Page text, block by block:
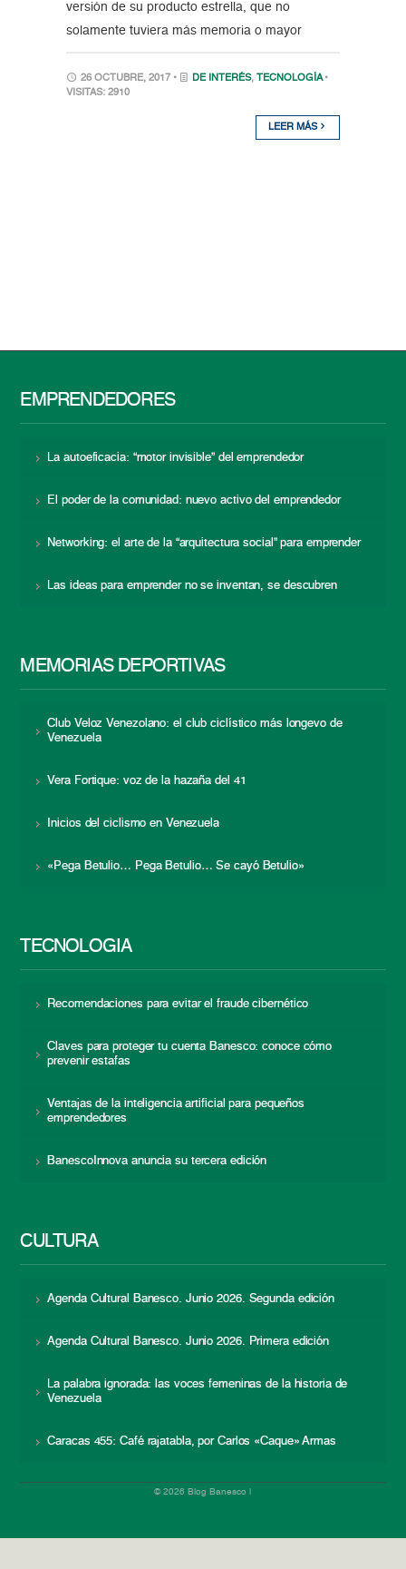
versión de su producto estrella, que no
solamente tuviera más memoria o mayor
26 OCTUBRE, 2017 • DE INTERÉS, TECNOLOGÍA •
VISITAS: 2910
LEER MÁS
EMPRENDEDORES
La autoeficacia: “motor invisible” del emprendedor
El poder de la comunidad: nuevo activo del emprendedor
Networking: el arte de la “arquitectura social” para emprender
Las ideas para emprender no se inventan, se descubren
MEMORIAS DEPORTIVAS
Club Veloz Venezolano: el club ciclístico más longevo de
Venezuela
Vera Fortique: voz de la hazaña del 41
Inicios del ciclismo en Venezuela
«Pega Betulio… Pega Betulio… Se cayó Betulio»
TECNOLOGÍA
Recomendaciones para evitar el fraude cibernético
Claves para proteger tu cuenta Banesco: conoce cómo
prevenir estafas
Ventajas de la inteligencia artificial para pequeños
emprendedores
BanescoInnova anuncia su tercera edición
CULTURA
Agenda Cultural Banesco. Junio 2026. Segunda edición
Agenda Cultural Banesco. Junio 2026. Primera edición
La palabra ignorada: las voces femeninas de la historia de
Venezuela
Caracas 455: Café rajatabla, por Carlos «Caque» Armas
© 2026 Blog Banesco |